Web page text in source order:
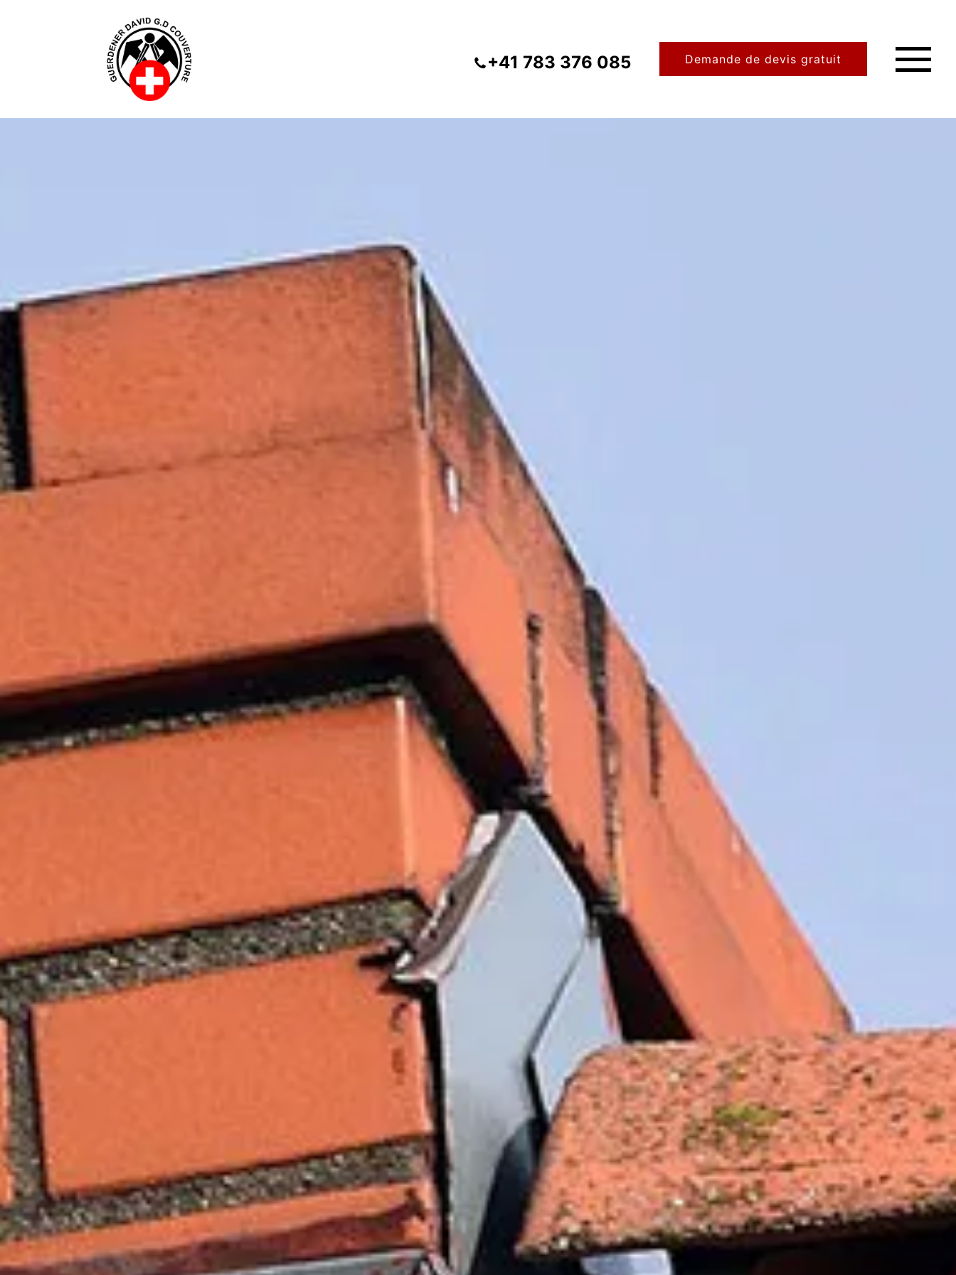
+41 783 376 085 Demande de devis gratuit